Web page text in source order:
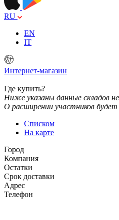
RU
EN
IT
Интернет-магазин
Где купить?
Ниже указаны данные складов
О расширении участников
Списком
На карте
Город
Компания
Остатки
Срок доставки
Адрес
Телефон